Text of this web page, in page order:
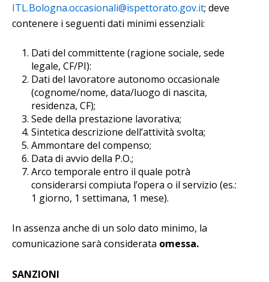
ITL.Bologna.occasionali@ispettorato.gov.it; deve
contenere i seguenti dati minimi essenziali:
Dati del committente (ragione sociale, sede
legale, CF/PI):
Dati del lavoratore autonomo occasionale
(cognome/nome, data/luogo di nascita,
residenza, CF);
Sede della prestazione lavorativa;
Sintetica descrizione dell’attività svolta;
Ammontare del compenso;
Data di avvio della P.O.;
Arco temporale entro il quale potrà
considerarsi compiuta l’opera o il servizio (es.:
1 giorno, 1 settimana, 1 mese).
In assenza anche di un solo dato minimo, la
comunicazione sarà considerata omessa.
SANZIONI